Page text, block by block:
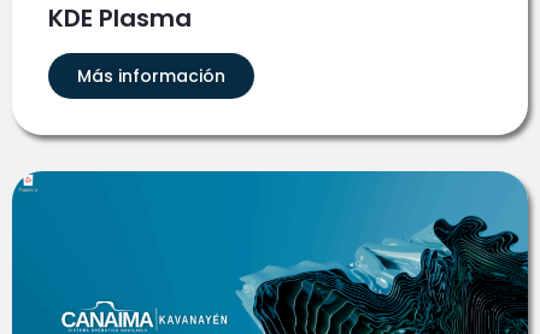
KDE Plasma
Más información